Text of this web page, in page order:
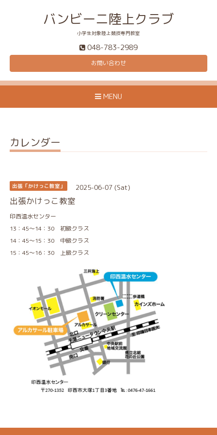
バンビーニ陸上クラブ
小学生対象陸上競技専門教室
048-783-2989
お問い合わせ
MENU
カレンダー
出張「かけっこ教室」 2025-06-07 (Sat)
出張かけっこ教室
印西温水センター
13：45～14：30 初級クラス
14：45～15：30 中級クラス
15：45～16：30 上級クラス